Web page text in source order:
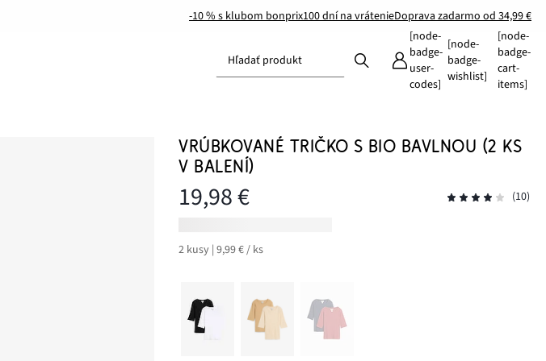
-10 % s klubom bonprix100 dní na vrátenieDoprava zadarmo od 34,99 €
Hľadať produkt
[node-
badge-
user-
codes]
[node-
badge-
wishlist]
[node-
badge-
cart-
items]
VRÚBKOVANÉ TRIČKO S BIO BAVLNOU (2 KS
V BALENÍ)
19,98 € (10)
2 kusy | 9,99 € / ks